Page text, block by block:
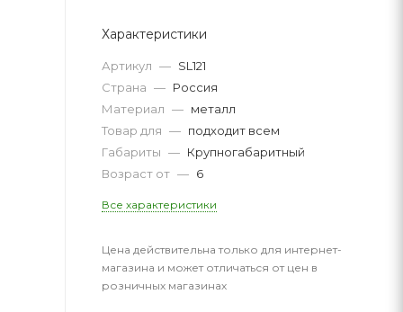
Характеристики
Артикул — SL121
Страна — Россия
Материал — металл
Товар для — подходит всем
Габариты — Крупногабаритный
Возраст от — 6
Все характеристики
Цена действительна только для интернет-
магазина и может отличаться от цен в
розничных магазинах